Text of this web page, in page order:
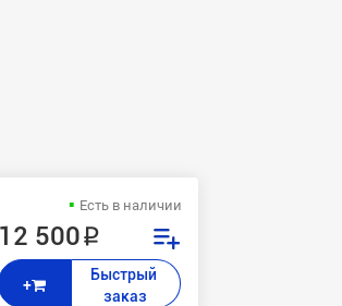
Есть в наличии
12 500 ₽
+
Быстрый
заказ